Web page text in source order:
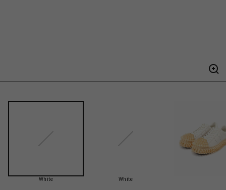
White White